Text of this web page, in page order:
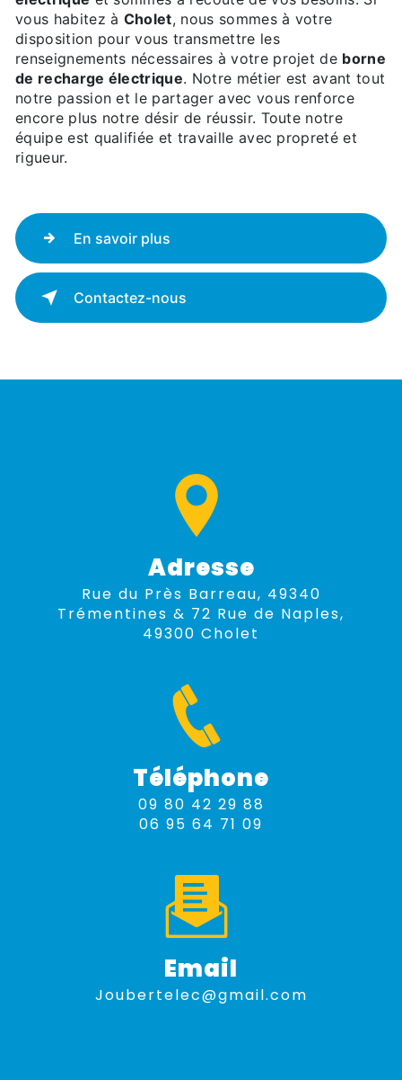
vous habitez à Cholet, nous sommes à votre
disposition pour vous transmettre les
renseignements nécessaires à votre projet de borne
de recharge électrique. Notre métier est avant tout
notre passion et le partager avec vous renforce
encore plus notre désir de réussir. Toute notre
équipe est qualifiée et travaille avec propreté et
rigueur.
En savoir plus
Contactez-nous
Adresse
Rue du Près Barreau, 49340
Trémentines & 72 Rue de Naples,
49300 Cholet
Téléphone
09 80 42 29 88
06 95 64 71 09
Email
joubertelec@gmail.com